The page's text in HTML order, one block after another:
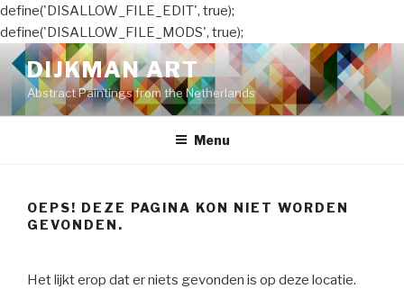
define('DISALLOW_FILE_EDIT', true);
define('DISALLOW_FILE_MODS', true);
Naar
de
inhoud
springen
DIJKMAN ART
Abstract Paintings from the Netherlands
Menu
OEPS! DEZE PAGINA KON NIET WORDEN
GEVONDEN.
Het lijkt erop dat er niets gevonden is op deze locatie.